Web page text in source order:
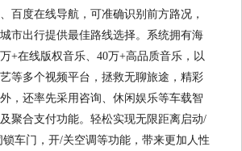
百度在线导航，可准确识别前方路况，
市出行提供最佳路线选择。系统拥有海
+在线版权音乐、40万+高品质音乐，以
等多个视频平台，拯救无聊旅途，精彩
，还率先采用咨询、休闲娱乐等车载智
聚合支付功能。轻松实现无限距离启动/
车门，开/关空调等功能，带来更加人性